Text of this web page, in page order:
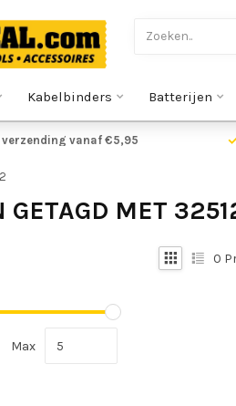
Kabelbinders Batterijen
vanaf €5,95
GETAGD MET
Max
0